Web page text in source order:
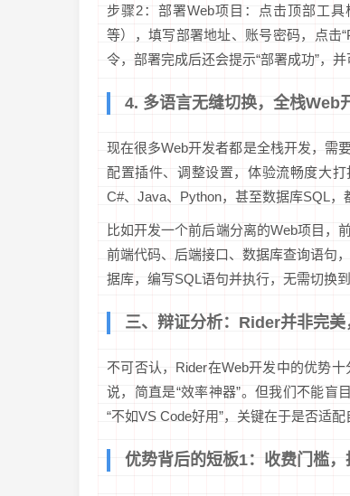
步骤2：部署Web项目：点击顶部工
等），填写部署地址、账号密码，点击
令，部署完成后还会提示“部署成功”，
4. 多语言无缝切换，全栈Web
现在很多Web开发者都是全栈开发，需
配置插件、调整设置，体验流畅度大
C#、Java、Python，甚至数据库SQL，
比如开发一个前后端分离的Web项目，
前端代码、后端接口、数据库查询语句
据库，编写SQL语句并执行，无需切换
三、辩证分析：Rider并非完
不可否认，Rider在Web开发中的优势
说，简直是“效率神器”。但我们不能盲
“不如VS Code好用”，关键在于是否适配
优势背后的短板1：收费门槛